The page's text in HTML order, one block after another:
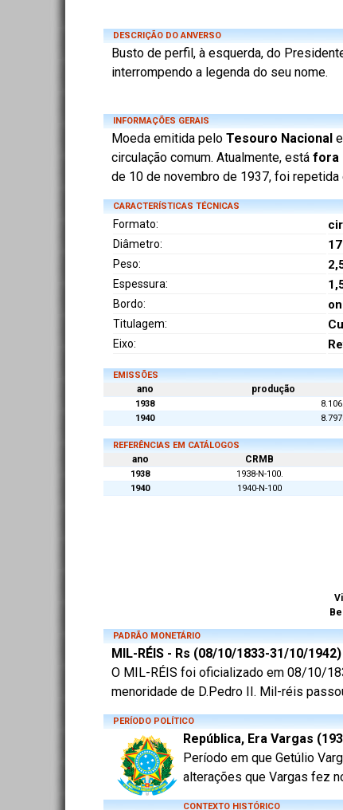
DESCRIÇÃO DO ANVERSO
Busto de perfil, à esquerda, do
interrompendo a legenda do seu nome.
INFORMAÇÕES GERAIS
Moeda emitida pelo Tesouro Nacional
circulação comum. Atualmente, está fora
de 10 de novembro de 1937, foi
CARACTERÍSTICAS TÉCNICAS
Formato:
Diâmetro: 17
Peso:
Espessura:
Bordo:
Titulagem:
Eixo:
EMISSÕES
ano produção
1938
1940
REFERÊNCIAS EM CATÁLOGOS
ano CRMB
1938 1938-N-100.
1940
1940-N-100
PADRÃO MONETÁRIO
MIL-RÉIS - Rs (08/10/1833-31/10/1942)
O MIL-RÉIS foi oficializado em 08/10/
menoridade de D.Pedro II. Mil-réis
PERÍODO POLÍTICO
República, Era Vargas
Período em que Getúlio
alterações que Vargas fez
CONTEXTO HISTÓRICO